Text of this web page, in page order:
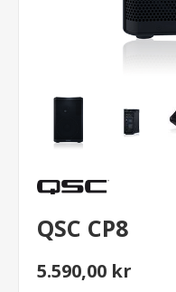
QSC CP8
5.590,00 kr